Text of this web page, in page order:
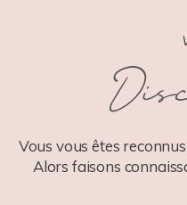
Vous vous êtes
Alors faisons